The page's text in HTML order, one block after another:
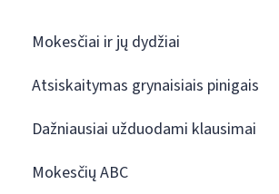
Mokesčiai ir jų dydžiai
Atsiskaitymas grynaisiais pinigais
Dažniausiai užduodami klausimai
Mokesčių ABC